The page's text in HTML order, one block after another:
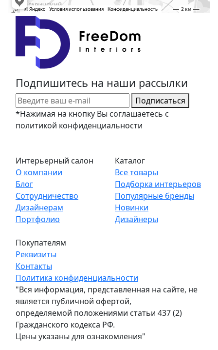
Интерьерный салон
О компании
Блог
Сотрудничество
Дизайнерам
Портфолио
Каталог
Все товары
Подборка интерьеров
Популярные бренды
Новинки
Дизайнеры
Покупателям
Реквизиты
Контакты
Подпишитесь на наши рассылки
Подписаться
*Нажимая на кнопку Вы соглашаетесь с
политикой конфиденциальности
Политика конфиденциальности
"Вся информация, представленная на сайте, не
является публичной офертой,
определяемой положениями статьи 437 (2)
Гражданского кодекса РФ.
Цены указаны для ознакомления"